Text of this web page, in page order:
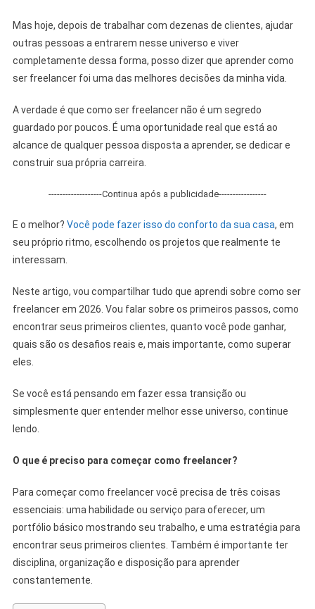
Mas hoje, depois de trabalhar com dezenas de clientes, ajudar
outras pessoas a entrarem nesse universo e viver
completamente dessa forma, posso dizer que aprender como
ser freelancer foi uma das melhores decisões da minha vida.
A verdade é que como ser freelancer não é um segredo
guardado por poucos. É uma oportunidade real que está ao
alcance de qualquer pessoa disposta a aprender, se dedicar e
construir sua própria carreira.
-------------------Continua após a publicidade-----------------
E o melhor? Você pode fazer isso do conforto da sua casa, em
seu próprio ritmo, escolhendo os projetos que realmente te
interessam.
Neste artigo, vou compartilhar tudo que aprendi sobre como ser
freelancer em 2026. Vou falar sobre os primeiros passos, como
encontrar seus primeiros clientes, quanto você pode ganhar,
quais são os desafios reais e, mais importante, como superar
eles.
Se você está pensando em fazer essa transição ou
simplesmente quer entender melhor esse universo, continue
lendo.
O que é preciso para começar como freelancer?
Para começar como freelancer você precisa de três coisas
essenciais: uma habilidade ou serviço para oferecer, um
portfólio básico mostrando seu trabalho, e uma estratégia para
encontrar seus primeiros clientes. Também é importante ter
disciplina, organização e disposição para aprender
constantemente.